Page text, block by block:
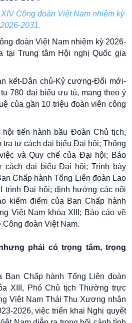
Công đoàn Việt Nam nhiệm kỳ
2026-2031.
đoàn Việt Nam nhiệm kỳ 2026-
tại Trung tâm Hội nghị Quốc gia
kết-Dân chủ-Kỷ cương-Đổi mới-
780 đại biểu ưu tú, mang theo ý
của gần 10 triệu đoàn viên công
hội tiến hành bầu Đoàn Chủ tịch,
tư cách đại biểu Đại hội; Thông
và Quy chế của Đại hội; Báo
cách đại biểu Đại hội; Trình bày
Chấp hành Tổng Liên đoàn Lao
trình Đại hội; định hướng các nội
kiểm điểm của Ban Chấp hành
Việt Nam khóa XIII; Báo cáo về
đoàn Việt Nam.
phải có trọng tâm, trọng
Ban Chấp hành Tổng Liên đoàn
XIII, Phó Chủ tịch Thường trực
Việt Nam Thái Thu Xương nhận
2026, việc triển khai Nghị quyết